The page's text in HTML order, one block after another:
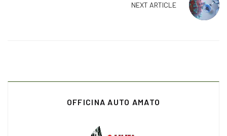
NEXT ARTICLE
OFFICINA AUTO AMATO